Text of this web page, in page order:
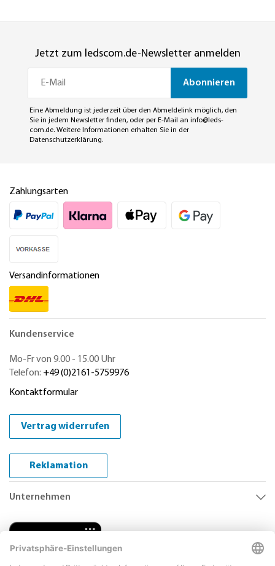
Jetzt zum ledscom.de-Newsletter anmelden
Abonnieren
Eine Abmeldung ist jederzeit über den Abmeldelink möglich, den
Sie in jedem Newsletter finden, oder per E-Mail an info@leds-
com.de. Weitere Informationen erhalten Sie in der
Datenschutzerklärung.
Zahlungsarten
Versandinformationen
Kundenservice
Mo-Fr von 9.00 - 15.00 Uhr
Telefon: +49 (0)2161-5759976
Kontaktformular
Vertrag widerrufen
Reklamation
Unternehmen